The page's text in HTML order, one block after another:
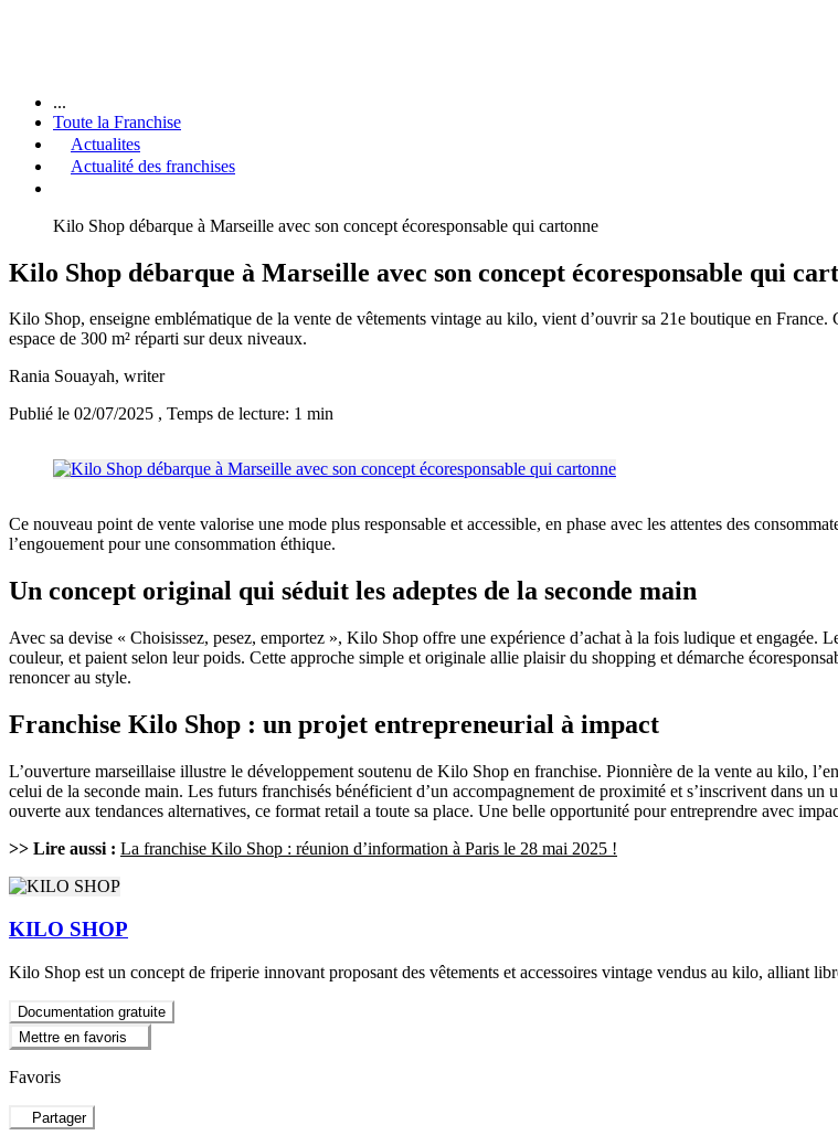
...
Toute la Franchise
Actualites
Actualité des franchises
Kilo Shop débarque à Marseille avec son concept écoresponsable qui cartonne
Kilo Shop débarque à Marseille avec son concept écoresponsable qui
Kilo Shop, enseigne emblématique de la vente de vêtements vintage au kilo, vient d’ouvrir sa 21e boutique en
espace de 300 m² réparti sur deux niveaux.
Rania Souayah, writer
Publié le 02/07/2025 , Temps de lecture: 1 min
Ce nouveau point de vente valorise une mode plus responsable et accessible, en phase avec les attentes des
l’engouement pour une consommation éthique.
Un concept original qui séduit les adeptes de la seconde main
Avec sa devise « Choisissez, pesez, emportez », Kilo Shop offre une expérience d’achat à la fois ludique et engagée.
couleur, et paient selon leur poids. Cette approche simple et originale allie plaisir du shopping et démarche
renoncer au style.
Franchise Kilo Shop : un projet entrepreneurial à impact
L’ouverture marseillaise illustre le développement soutenu de Kilo Shop en franchise. Pionnière de la vente au kilo,
celui de la seconde main. Les futurs franchisés bénéficient d’un accompagnement de proximité et s’inscrivent dans
ouverte aux tendances alternatives, ce format retail a toute sa place. Une belle opportunité pour entreprendre avec
>> Lire aussi : La franchise Kilo Shop : réunion d’information à Paris le 28 mai 2025 !
KILO SHOP
Kilo Shop est un concept de friperie innovant proposant des vêtements et accessoires vintage vendus au kilo, alliant
Documentation gratuite
Mettre en favoris
Favoris
Partager